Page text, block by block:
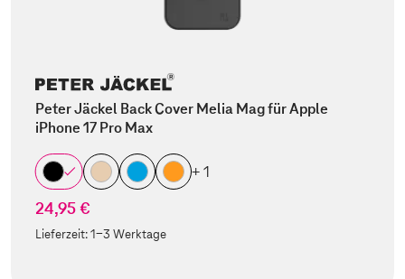
Peter Jäckel Back Cover Melia Mag für Apple
iPhone 17 Pro Max
+ 1
24,95 €
Lieferzeit:1-3 Werktage